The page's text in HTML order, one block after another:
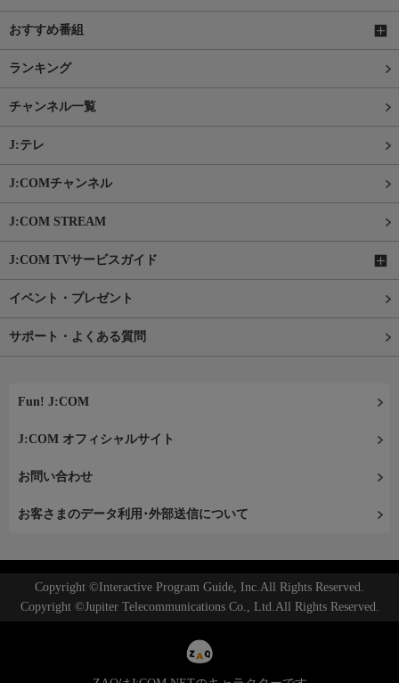
おすすめ番組
ランキング
チャンネル一覧
J:テレ
J:COMチャンネル
J:COM STREAM
J:COM TVサービスガイド
イベント・プレゼント
サポート・よくある質問
Fun! J:COM
J:COM オフィシャルサイト
お問い合わせ
お客さまのデータ利用･外部送信について
Copyright ©Interactive Program Guide, Inc.All Rights Reserved.
Copyright ©Jupiter Telecommunications Co., Ltd.All Rights Reserved.